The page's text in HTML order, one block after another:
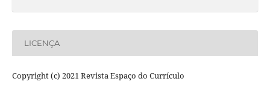
LICENÇA
Copyright (c) 2021 Revista Espaço do Currículo